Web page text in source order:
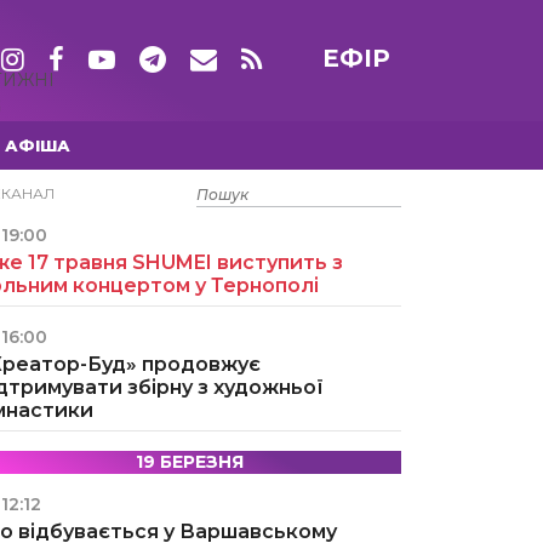
ЕФІР
АФІША
15 ТРАВНЯ
19:00
17 травня SHUMEI виступить з
концертом у Тернополі
16:00
Буд» продовжує
збірну з художньої
19 БЕРЕЗНЯ
12:12
відбувається у Варшавському